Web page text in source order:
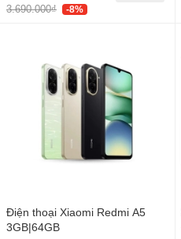
3.690.000₫ -8%
Điện thoại Xiaomi Redmi A5
3GB|64GB